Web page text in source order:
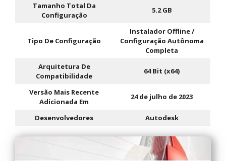
Tamanho Total Da
Configuração
5.2 GB
Tipo De Configuração
Instalador Offline /
Configuração Autônoma
Completa
Arquitetura De
Compatibilidade
64 Bit (x64)
Versão Mais Recente
Adicionada Em
24 de julho de 2023
Desenvolvedores Autodesk